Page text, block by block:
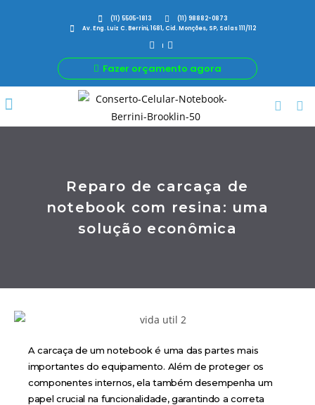
(11) 5505-1813
(11) 98882-0873
Av. Eng. Luiz C. Berrini, 1681, Cid. Monções, SP, Salas 111/112
Fazer orçamento agora
Reparo de carcaça de
notebook com resina: uma
solução econômica
A carcaça de um notebook é uma das partes mais
importantes do equipamento. Além de proteger os
componentes internos, ela também desempenha um
papel crucial na funcionalidade, garantindo a correta